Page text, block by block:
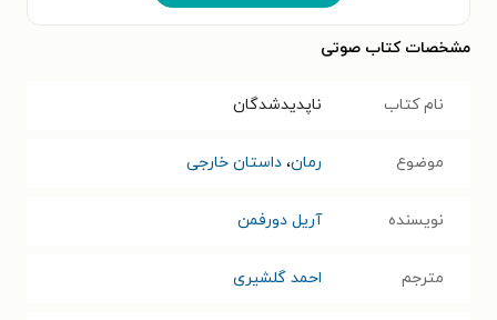
مشخصات کتاب صوتی
نام کتاب ناپدیدشدگان
موضوع رمان، داستان خارجی
نویسنده آریل دورفمن
مترجم احمد گلشیری